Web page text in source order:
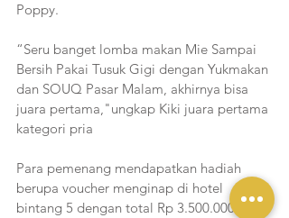
Poppy.
“Seru banget lomba makan Mie Sampai
Bersih Pakai Tusuk Gigi dengan Yukmakan
dan SOUQ Pasar Malam, akhirnya bisa
juara pertama,"ungkap Kiki juara pertama
kategori pria
Para pemenang mendapatkan hadiah
berupa voucher menginap di hotel
bintang 5 dengan total Rp 3.500.000,-